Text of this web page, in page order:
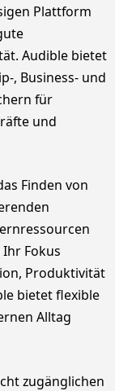
Plattform
Audible bietet
, Business- und
für
und
Finden von
Fokus
Produktivität
bietet flexible
Alltag
zugänglichen